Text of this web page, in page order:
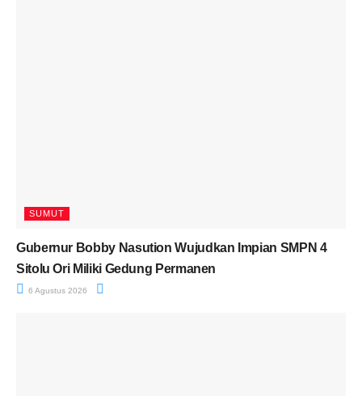
SUMUT
Gubernur Bobby Nasution Wujudkan Impian SMPN 4
Sitolu Ori Miliki Gedung Permanen
6 Agustus 2026